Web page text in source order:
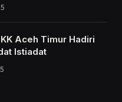
Aceh Timur Hadiri
Istiadat